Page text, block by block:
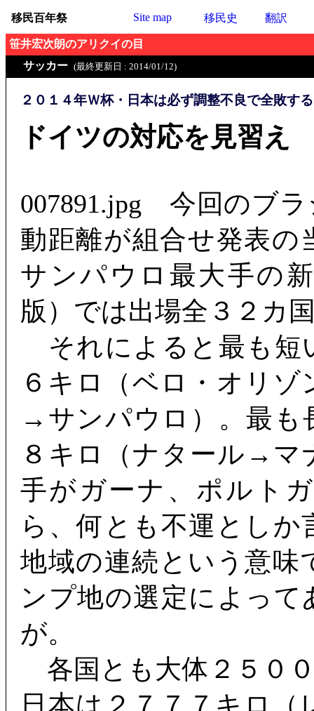
移民百年祭 Site map 移民史 翻訳
笹井宏次朗のアリクイの目
サッカー (最終更新日 : 2014/01/12)
２０１４年Ｗ杯・日本は必ず調整不良で全敗す
ドイツの対応を見習え
007891.jpg 今回のブ
動距離が組合せ発表の
サンパウロ最大手の
版）では出場全３２カ
それによると最も短
６キロ（ベロ・オリ
→サンパウロ）。最も
８キロ（ナタール→
手がガーナ、ポルト
ら、何とも不運とし
地域の連続という意味
ンプ地の選定によっ
が。
各国とも大体２５０
日本は２７７７キロ